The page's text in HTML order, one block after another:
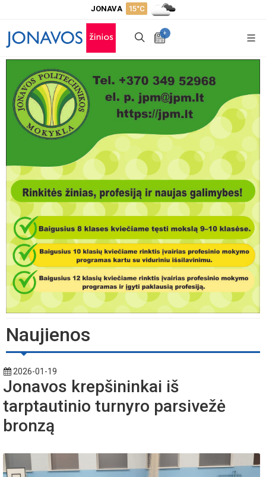
JONAVA 15°C
+
Naujienos
2026-01-19
Jonavos krepšininkai iš
tarptautinio turnyro parsivežė
bronzą